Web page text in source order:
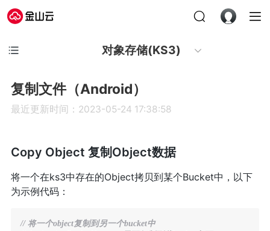
对象存储(KS3)
复制文件（Android）
最近更新时间：2023-05-24 17:38:58
Copy Object 复制Object数据
将一个在ks3中存在的Object拷贝到某个Bucket中，以下
为示例代码：
// 将一个object复制到另一个bucket中